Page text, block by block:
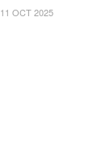
11 OCT 2025